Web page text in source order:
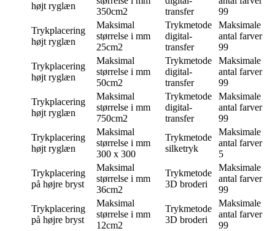
højt ryglæn
350cm2
transfer
99
Trykplacering
højt ryglæn
Maksimal
størrelse i mm
25cm2
Trykmetode
digital-
transfer
Maksimale
antal farver
99
Trykplacering
højt ryglæn
Maksimal
størrelse i mm
50cm2
Trykmetode
digital-
transfer
Maksimale
antal farver
99
Trykplacering
højt ryglæn
Maksimal
størrelse i mm
750cm2
Trykmetode
digital-
transfer
Maksimale
antal farver
99
Trykplacering
højt ryglæn
Maksimal
størrelse i mm
300 x 300
Trykmetode
silketryk
Maksimale
antal farver
5
Trykplacering
på højre bryst
Maksimal
størrelse i mm
36cm2
Trykmetode
3D broderi
Maksimale
antal farver
99
Trykplacering
på højre bryst
Maksimal
størrelse i mm
12cm2
Trykmetode
3D broderi
Maksimale
antal farver
99